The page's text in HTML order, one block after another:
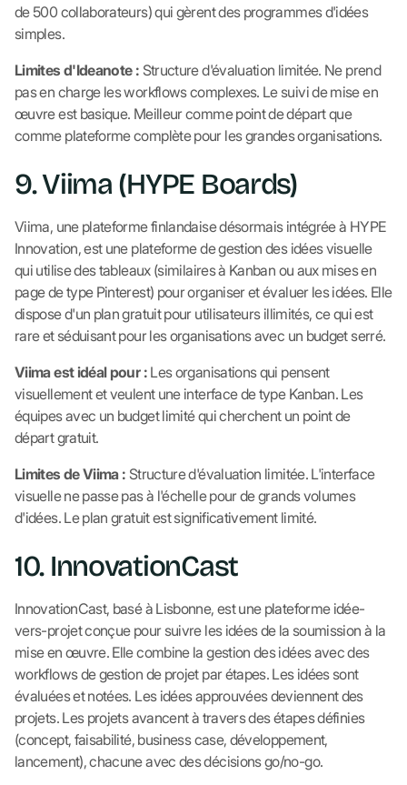
de 500 collaborateurs) qui gèrent des programmes d'idées
simples.
Limites d'Ideanote : Structure d'évaluation limitée. Ne prend
pas en charge les workflows complexes. Le suivi de mise en
œuvre est basique. Meilleur comme point de départ que
comme plateforme complète pour les grandes organisations.
9. Viima (HYPE Boards)
Viima, une plateforme finlandaise désormais intégrée à HYPE
Innovation, est une plateforme de gestion des idées visuelle
qui utilise des tableaux (similaires à Kanban ou aux mises en
page de type Pinterest) pour organiser et évaluer les idées. Elle
dispose d'un plan gratuit pour utilisateurs illimités, ce qui est
rare et séduisant pour les organisations avec un budget serré.
Viima est idéal pour :Les organisations qui pensent
visuellement et veulent une interface de type Kanban. Les
équipes avec un budget limité qui cherchent un point de
départ gratuit.
Limites de Viima : Structure d'évaluation limitée. L'interface
visuelle ne passe pas à l'échelle pour de grands volumes
d'idées. Le plan gratuit est significativement limité.
10. InnovationCast
InnovationCast, basé à Lisbonne, est une plateforme idée-
vers-projet conçue pour suivre les idées de la soumission à la
mise en œuvre. Elle combine la gestion des idées avec des
workflows de gestion de projet par étapes. Les idées sont
évaluées et notées. Les idées approuvées deviennent des
projets. Les projets avancent à travers des étapes définies
(concept, faisabilité, business case, développement,
lancement), chacune avec des décisions go/no-go.